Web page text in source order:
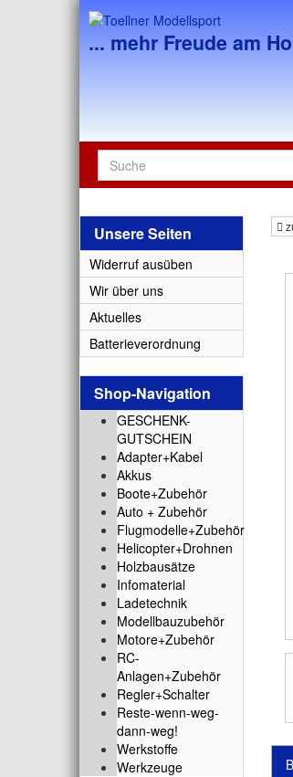
... mehr Freude am
Unsere Seiten
Widerruf ausüben
Wir über uns
Aktuelles
Batterieverordnung
Shop-Navigation
GESCHENK-
GUTSCHEIN
Adapter+Kabel
Akkus
Boote+Zubehör
Auto + Zubehör
Flugmodelle+Zubehör
Helicopter+Drohnen
Holzbausätze
Infomaterial
Ladetechnik
Modellbauzubehör
Motore+Zubehör
RC-
Anlagen+Zubehör
Regler+Schalter
Reste-wenn-weg-
dann-weg!
Werkstoffe
Werkzeuge